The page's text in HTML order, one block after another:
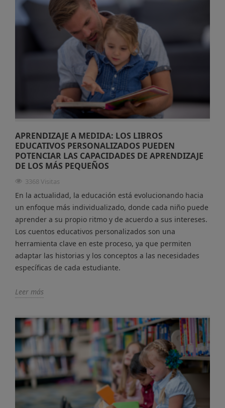
APRENDIZAJE A MEDIDA: LOS LIBROS
EDUCATIVOS PERSONALIZADOS PUEDEN
POTENCIAR LAS CAPACIDADES DE APRENDIZAJE
DE LOS MÁS PEQUEÑOS
3368 Visitas
En la actualidad, la educación está evolucionando hacia
un enfoque más individualizado, donde cada niño puede
aprender a su propio ritmo y de acuerdo a sus intereses.
Los cuentos educativos personalizados son una
herramienta clave en este proceso, ya que permiten
adaptar las historias y los conceptos a las necesidades
específicas de cada estudiante.
Leer más